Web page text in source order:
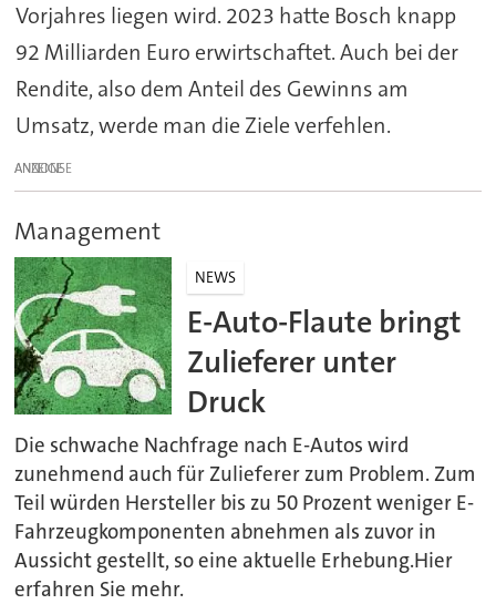
Vorjahres liegen wird. 2023 hatte Bosch knapp
92 Milliarden Euro erwirtschaftet. Auch bei der
Rendite, also dem Anteil des Gewinns am
Umsatz, werde man die Ziele verfehlen.
ANZEIGE
Management
NEWS
E-Auto-Flaute bringt
Zulieferer unter
Druck
Die schwache Nachfrage nach E-Autos wird
zunehmend auch für Zulieferer zum Problem. Zum
Teil würden Hersteller bis zu 50 Prozent weniger E-
Fahrzeugkomponenten abnehmen als zuvor in
Aussicht gestellt, so eine aktuelle Erhebung.Hier
erfahren Sie mehr.